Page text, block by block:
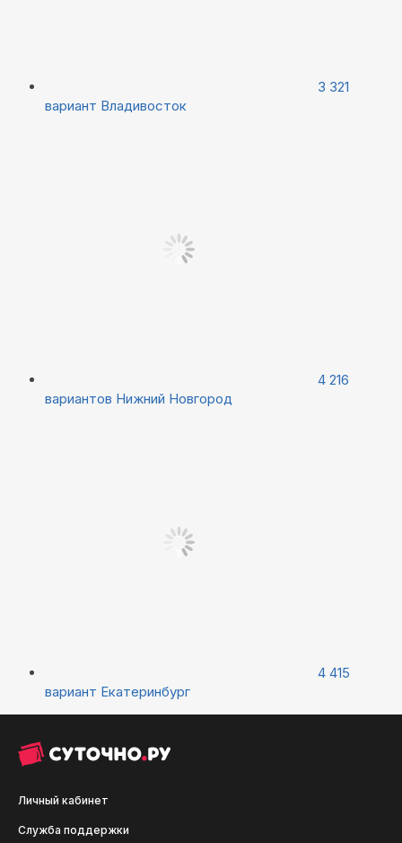
3 321
вариант Владивосток
4 216
вариантов Нижний Новгород
4 415
вариант Екатеринбург
Личный кабинет
Служба поддержки